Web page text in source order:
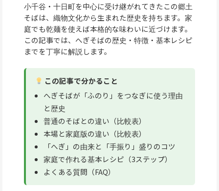
小千谷・十日町を中心に受け継がれてきたこの郷土
そばは、織物文化から生まれた歴史を持ちます。家
庭でも乾麺を使えば本格的な味わいに近づけます。
この記事では、へぎそばの歴史・特徴・基本レシピ
までを丁寧に解説します。
この記事で分かること
へぎそばが「ふのり」をつなぎに使う理由
と歴史
普通のそばとの違い（比較表）
本場と家庭版の違い（比較表）
「へぎ」の由来と「手振り」盛りのコツ
家庭で作れる基本レシピ（3ステップ）
よくある質問（FAQ）